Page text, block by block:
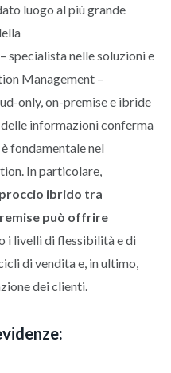
luogo al più grande
– specialista nelle soluzioni e
Management –
only, on-premise e ibride
delle informazioni conferma
fondamentale nel
In particolare,
ibrido tra
può offrire
i livelli di flessibilità e di
di vendita e, in ultimo,
dei clienti.